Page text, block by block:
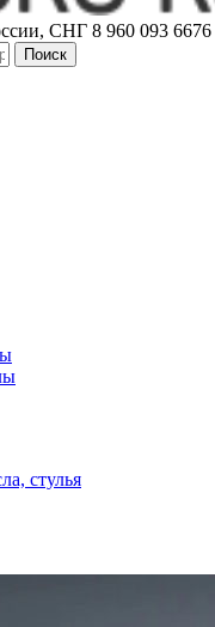
СНГ 8 960 093 6676
Поиск
стулья